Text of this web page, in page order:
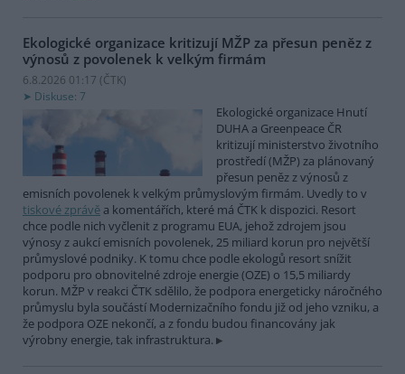
Ekologické organizace kritizují MŽP za přesun peněz z
výnosů z povolenek k velkým firmám
6.8.2026 01:17 (ČTK)
Diskuse: 7
Ekologické organizace Hnutí
DUHA a Greenpeace ČR
kritizují ministerstvo životního
prostředí (MŽP) za plánovaný
přesun peněz z výnosů z
emisních povolenek k velkým průmyslovým firmám. Uvedly to v
tiskové zprávě a komentářích, které má ČTK k dispozici. Resort
chce podle nich vyčlenit z programu EUA, jehož zdrojem jsou
výnosy z aukcí emisních povolenek, 25 miliard korun pro největší
průmyslové podniky. K tomu chce podle ekologů resort snížit
podporu pro obnovitelné zdroje energie (OZE) o 15,5 miliardy
korun. MŽP v reakci ČTK sdělilo, že podpora energeticky náročného
průmyslu byla součástí Modernizačního fondu již od jeho vzniku, a
že podpora OZE nekončí, a z fondu budou financovány jak
výrobny energie, tak infrastruktura.